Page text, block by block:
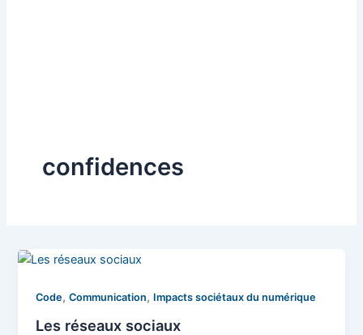
confidences
Code,Communication, Impacts sociétaux du numérique
Les réseaux sociaux